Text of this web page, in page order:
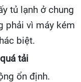
tủ lạnh ở chung
phải vì máy kém
biệt.
tải
ổn định.